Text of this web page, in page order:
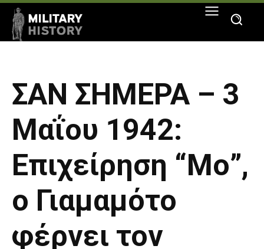
ΣΑΝ ΣΗΜΕΡΑ – 3
Μαΐου 1942:
Επιχείρηση “Μο”,
ο Γιαμαμότο
φέρνει τον